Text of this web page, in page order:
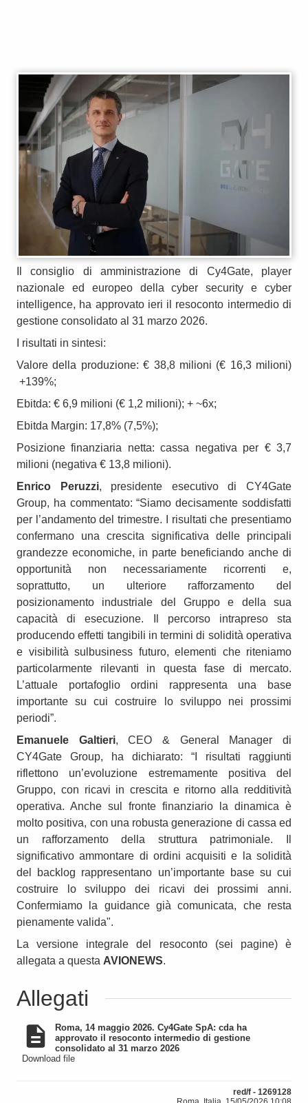
Il consiglio di amministrazione di Cy4Gate, player
nazionale ed europeo della cyber security e cyber
intelligence, ha approvato ieri il resoconto intermedio di
gestione consolidato al 31 marzo 2026.
I risultati in sintesi:
Valore della produzione: € 38,8 milioni (€ 16,3 milioni)
+139%;
Ebitda: € 6,9 milioni (€ 1,2 milioni); + ~6x;
Ebitda Margin: 17,8% (7,5%);
Posizione finanziaria netta: cassa negativa per € 3,7
milioni (negativa € 13,8 milioni).
Enrico Peruzzi, presidente esecutivo di CY4Gate
Group, ha commentato: “Siamo decisamente soddisfatti
per l’andamento del trimestre. I risultati che presentiamo
confermano una crescita significativa delle principali
grandezze economiche, in parte beneficiando anche di
opportunità non necessariamente ricorrenti e,
soprattutto, un ulteriore rafforzamento del
posizionamento industriale del Gruppo e della sua
capacità di esecuzione. Il percorso intrapreso sta
producendo effetti tangibili in termini di solidità operativa
e visibilità sulbusiness futuro, elementi che riteniamo
particolarmente rilevanti in questa fase di mercato.
L’attuale portafoglio ordini rappresenta una base
importante su cui costruire lo sviluppo nei prossimi
periodi”.
Emanuele Galtieri, CEO & General Manager di
CY4Gate Group, ha dichiarato: “I risultati raggiunti
riflettono un’evoluzione estremamente positiva del
Gruppo, con ricavi in crescita e ritorno alla redditività
operativa. Anche sul fronte finanziario la dinamica è
molto positiva, con una robusta generazione di cassa ed
un rafforzamento della struttura patrimoniale. Il
significativo ammontare di ordini acquisiti e la solidità
del backlog rappresentano un’importante base su cui
costruire lo sviluppo dei ricavi dei prossimi anni.
Confermiamo la guidance già comunicata, che resta
pienamente valida".
La versione integrale del resoconto (sei pagine) è
allegata a questa AVIONEWS.
Allegati
Roma, 14 maggio 2026. Cy4Gate SpA: cda ha
approvato il resoconto intermedio di gestione
consolidato al 31 marzo 2026
Download file
red/f - 1269128